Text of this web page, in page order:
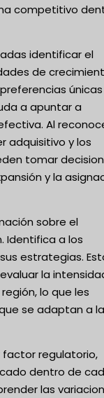
competitivo
identificar el
de
a apuntar a
Al
adquisitivo y los
tomar
y la
sobre el
Identifica a los
estrategias.
la
lo que les
se adaptan a
factor regulatorio,
dentro de
las